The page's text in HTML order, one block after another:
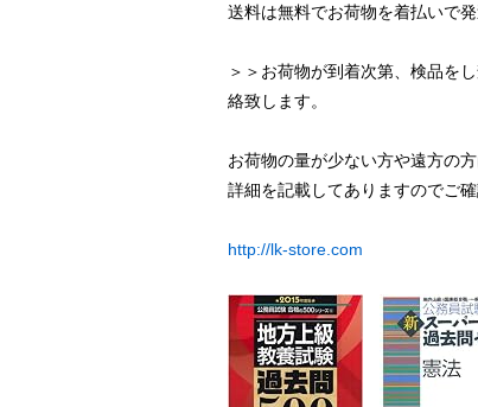
送料は無料でお荷物を着払いで
＞＞お荷物が到着次第、検品を
絡致します。
お荷物の量が少ない方や遠方の
詳細を記載してありますのでご確
http://lk-store.com